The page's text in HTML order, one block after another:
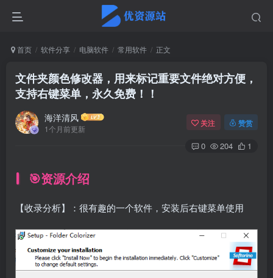
首页 软件分享 电脑软件 常用软件 正文
文件夹颜色修改器，用来标记重要文件绝对方便，
支持右键菜单，永久免费！！
海洋清风
1个月前更新
关注 赞赏
0 204 1
🎯资源介绍
【收录分析】：很有趣的一个软件，安装后右键菜单使用